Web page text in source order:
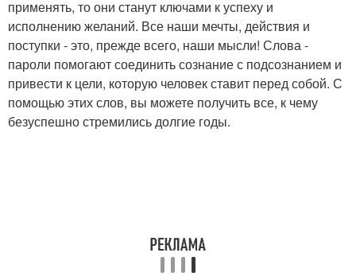
применять, то они станут ключами к успеху и
исполнению желаний. Все наши мечты, действия и
поступки - это, прежде всего, наши мысли! Слова -
пароли помогают соединить сознание с подсознанием и
привести к цели, которую человек ставит перед собой. С
помощью этих слов, вы можете получить все, к чему
безуспешно стремились долгие годы.